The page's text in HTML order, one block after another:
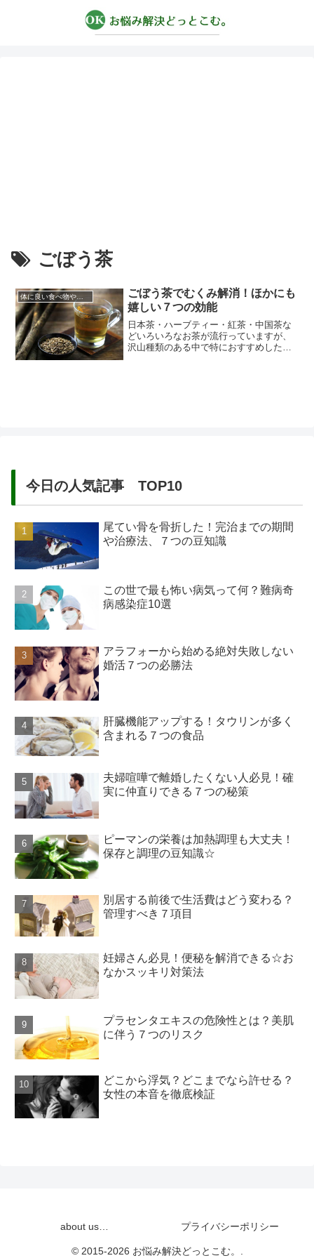
ごぼう茶
体に良い食べ物やその効果
ごぼう茶でむくみ解消！ほかにも
嬉しい７つの効能
日本茶・ハーブティー・紅茶・中国茶な
どいろいろなお茶が流行っていますが、
沢山種類のある中で特におすすめしたい
今日の人気記事 TOP10
尾てい骨を骨折した！完治までの期間
や治療法、７つの豆知識
この世で最も怖い病気って何？難病奇
病感染症10選
アラフォーから始める絶対失敗しない
婚活７つの必勝法
肝臓機能アップする！タウリンが多く
含まれる７つの食品
夫婦喧嘩で離婚したくない人必見！確
実に仲直りできる７つの秘策
ピーマンの栄養は加熱調理も大丈夫！
保存と調理の豆知識☆
別居する前後で生活費はどう変わる？
管理すべき７項目
妊婦さん必見！便秘を解消できる☆お
なかスッキリ対策法
プラセンタエキスの危険性とは？美肌
に伴う７つのリスク
どこから浮気？どこまでなら許せる？
女性の本音を徹底検証
about us… プライバシーポリシー
© 2015-2026 お悩み解決どっとこむ。.